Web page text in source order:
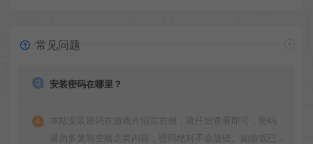
常见问题
安装密码在哪里？
本站安装密码在游戏介绍页右侧，请仔细查看即可，密码
请勿多复制空格之类内容，密码绝对不会放错。如游戏已